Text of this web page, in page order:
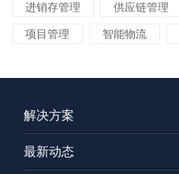
进销存管理 供应链管理
项目管理 智能物流
解决方案
最新动态